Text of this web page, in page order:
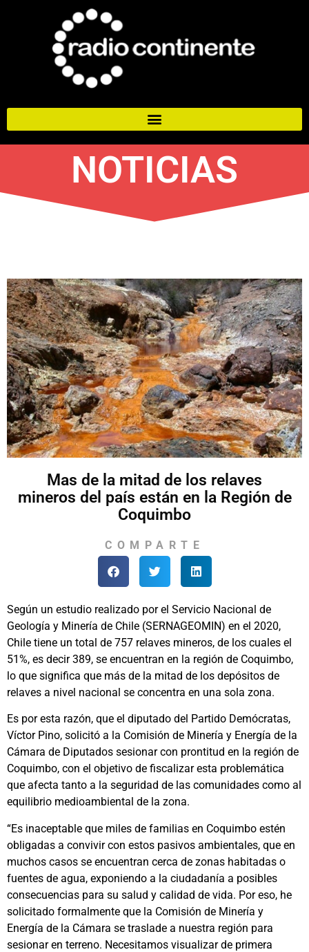
NOTICIAS
Mas de la mitad de los relaves
mineros del país están en la Región de
Coquimbo
COMPARTE
Según un estudio realizado por el Servicio Nacional de
Geología y Minería de Chile (SERNAGEOMIN) en el 2020,
Chile tiene un total de 757 relaves mineros, de los cuales el
51%, es decir 389, se encuentran en la región de Coquimbo,
lo que significa que más de la mitad de los depósitos de
relaves a nivel nacional se concentra en una sola zona.
Es por esta razón, que el diputado del Partido Demócratas,
Víctor Pino, solicitó a la Comisión de Minería y Energía de la
Cámara de Diputados sesionar con prontitud en la región de
Coquimbo, con el objetivo de fiscalizar esta problemática
que afecta tanto a la seguridad de las comunidades como al
equilibrio medioambiental de la zona.
“Es inaceptable que miles de familias en Coquimbo estén
obligadas a convivir con estos pasivos ambientales, que en
muchos casos se encuentran cerca de zonas habitadas o
fuentes de agua, exponiendo a la ciudadanía a posibles
consecuencias para su salud y calidad de vida. Por eso, he
solicitado formalmente que la Comisión de Minería y
Energía de la Cámara se traslade a nuestra región para
sesionar en terreno. Necesitamos visualizar de primera